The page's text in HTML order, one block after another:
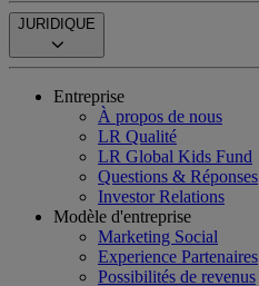
JURIDIQUE
Entreprise
À propos de nous
LR Qualité
LR Global Kids Fund
Questions & Réponses
Investor Relations
Modèle d'entreprise
Marketing Social
Experience Partenaires
Possibilités de revenus